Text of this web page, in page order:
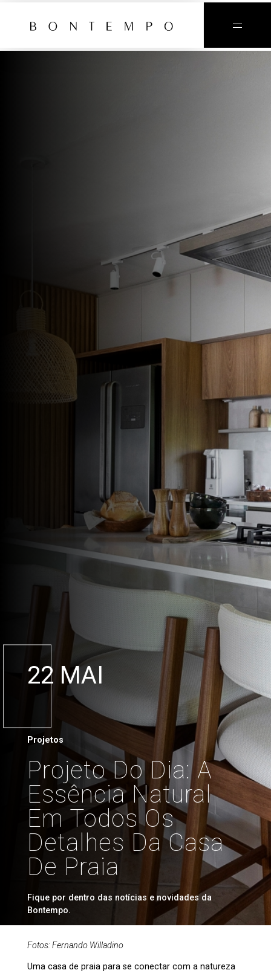
22 MAI
Projetos
Projeto Do Dia: A
Essência Natural
Em Todos Os
Detalhes Da Casa
De Praia
Fique por dentro das notícias e novidades da
Bontempo.
Fotos: Fernando Willadino
Uma casa de praia para se conectar com a natureza